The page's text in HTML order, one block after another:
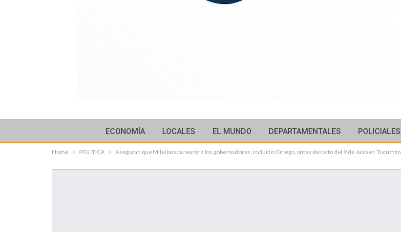
ECONOMÍA LOCALES EL MUNDO DEPARTAMENTALES POLICIALES
Home POLITÍCA Aseguran que Milei busca reunir a los gobernadores, incluido Orrego, antes del acto del 9 de Julio en Tucumán